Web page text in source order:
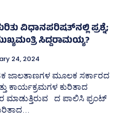
ವಿಧಾನಪರಿಷತ್‌ನಲ್ಲಿ ಪ್ರಶ್ನೆ;
ಸಿದ್ದರಾಮಯ್ಯ?
24, 2024
ಜಾಲತಾಣಗಳ ಮೂಲಕ ಸರ್ಕಾರದ
ಕಾರ್ಯಕ್ರಮಗಳ ಕುರಿತಾದ
ಮಾಡುತ್ತಿರುವ ದ ಪಾಲಿಸಿ ಫ್ರಂಟ್‌